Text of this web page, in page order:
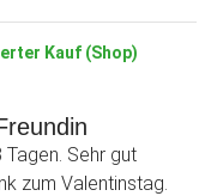
Kauf (Shop)
Sehr gut
zum Valentinstag.